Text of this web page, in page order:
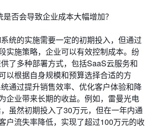
否会导致企业成本大幅增加？
统的实施需要一定的初期投入，但通过
实施策略，企业可以有效控制成本。纷
了多种部署方式，包括SaaS云服务和
以根据自身规模和预算选择合适的方
通过提升销售效率、优化客户体验和降
企业带来长期的收益。例如，雷曼光电
虽然初期投入了30万元，但在一年内通
户流失率降低，实现了超过100万元的收